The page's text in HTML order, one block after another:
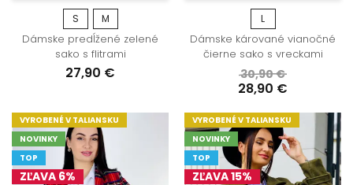
S M
Dámske predĺžené zelené
sako s flitrami
27,90 €
L
Dámske kárované vianočné
čierne sako s vreckami
30,90 €
28,90 €
VYROBENÉ V TALIANSKU
NOVINKY
TOP
ZĽAVA 6%
VYROBENÉ V TALIANSKU
NOVINKY
TOP
ZĽAVA 15%